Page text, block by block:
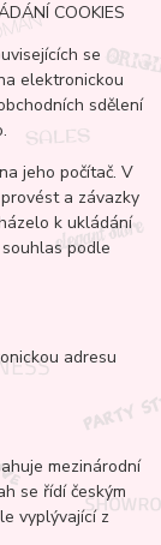
COOKIES
se
elektronickou
sdělení
jeho počítač. V
a závazky
k ukládání
podle
adresu
mezinárodní
se řídí českým
vyplývající z